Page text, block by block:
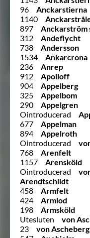
96
Anckarstierna
1140
897
Anckarström
312
Andeflycht
738
Andersson
1534
Ankarcrona
236
Anrep
912
Apolloff
904
Appelberg
325
Appelbom
290
Appelgren
Ointroducerad
677
Appelman
894
Appelroth
Ointroducerad
768
Arenfelt
1157
Arensköld
Ointroducerad
Arendtschildt
458
Armfelt
424
Armlod
198
Armsköld
Utesluten
von
23
von Ascheberg